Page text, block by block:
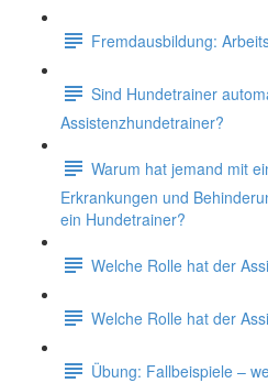
Fremdausbildung:
Sind Hundetrainer
Assistenzhundetrainer?
Warum hat jemand mit
Erkrankungen und
ein Hundetrainer?
Welche Rolle hat der
Welche Rolle hat der
Übung: Fallbeispiele –